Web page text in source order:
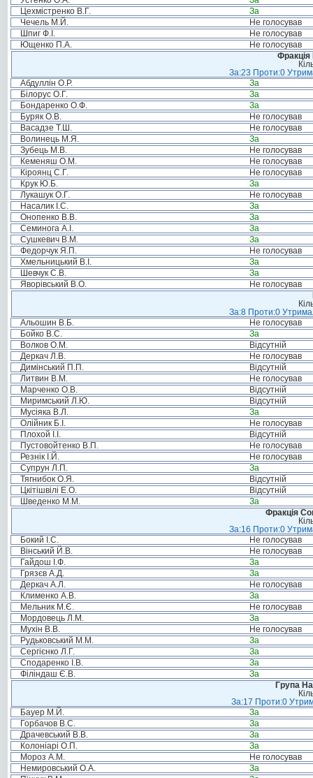
Цехмістренко В.Г.
За
Чечель М.Й.
Не голосував
Шпиг Ф.І.
Не голосував
Ющенко П.А.
Не голосував
За:23 Проти:0
Абдуллін О.Р.
За
Білорус О.Г.
За
Бондаренко О.Ф.
За
Буряк О.В.
Не голосував
Васадзе Т.Ш.
Не голосував
Волинець М.Я.
За
Зубець М.В.
Не голосував
Кеменяш О.М.
Не голосував
Кіроянц С.Г.
Не голосував
Крук Ю.Б.
За
Лукашук О.Г.
Не голосував
Насалик І.С.
За
Онопенко В.В.
За
Семинога А.І.
За
Сушкевич В.М.
За
Федорчук Я.П.
Не голосував
Хмельницький В.І.
За
Шевчук С.В.
За
Яворівський В.О.
Не голосував
За:8 Проти:0
Альошин В.Б.
Не голосував
Бойко В.С.
За
Волков О.М.
Відсутній
Деркач Л.В.
Не голосував
Димінський П.П.
Відсутній
Литвин В.М.
Не голосував
Марченко О.В.
Відсутній
Миримський Л.Ю.
Відсутній
Мусіяка В.Л.
За
Олійник Б.І.
Не голосував
Плохой І.І.
Відсутній
Пустовойтенко В.П.
Не голосував
Резнік І.Й.
Не голосував
Супрун Л.П.
За
Тягнибок О.Я.
Відсутній
Цкітішвілі Е.О.
Відсутній
Шведенко М.М.
За
Фракція
За:16 Проти:0
Бокий І.С.
Не голосував
Вінський Й.В.
Не голосував
Гайдош І.Ф.
За
Грязєв А.Д.
За
Деркач А.Л.
Не голосував
Клименко А.В.
За
Мельник М.Є.
Не голосував
Мордовець Л.М.
За
Мухін В.В.
Не голосував
Рудьковський М.М.
За
Сергієнко Л.Г.
За
Сподаренко І.В.
За
Філіндаш Є.В.
За
Група
За:17 Проти:0
Бауер М.Й.
За
Горбачов В.С.
За
Драчевський В.В.
За
Колоніарі О.П.
За
Мороз А.М.
Не голосував
Немировський О.А.
За